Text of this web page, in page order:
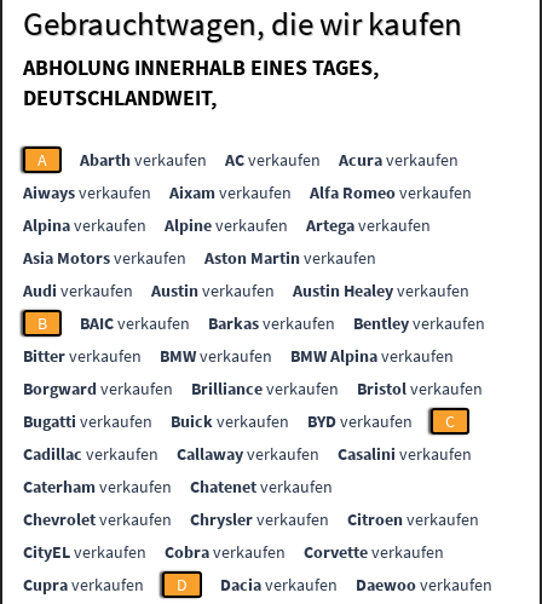
Gebrauchtwagen, die wir kaufen
ABHOLUNG INNERHALB EINES TAGES,
DEUTSCHLANDWEIT,
A Abarthverkaufen ACverkaufen Acuraverkaufen
Aiwaysverkaufen Aixamverkaufen Alfa Romeoverkaufen
Alpinaverkaufen Alpineverkaufen Artegaverkaufen
Asia Motorsverkaufen Aston Martinverkaufen
Audi verkaufen Austinverkaufen Austin Healeyverkaufen
B
BAICverkaufen Barkasverkaufen Bentleyverkaufen
Bitterverkaufen BMWverkaufen BMW Alpinaverkaufen
Borgwardverkaufen Brillianceverkaufen Bristolverkaufen
Bugatti verkaufen Buickverkaufen BYDverkaufen
C
Cadillac verkaufen Callawayverkaufen Casalini verkaufen
Caterhamverkaufen Chatenetverkaufen
Chevroletverkaufen Chryslerverkaufen Citroenverkaufen
CityELverkaufen Cobraverkaufen Corvetteverkaufen
Cupraverkaufen D Daciaverkaufen Daewooverkaufen